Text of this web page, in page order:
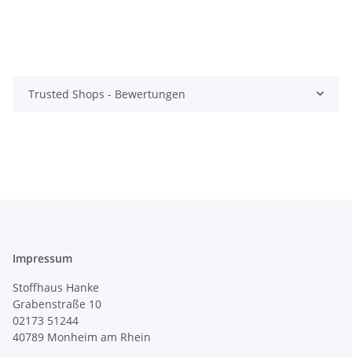
Trusted Shops - Bewertungen
Impressum
Stoffhaus Hanke
Grabenstraße 10
02173 51244
40789 Monheim am Rhein